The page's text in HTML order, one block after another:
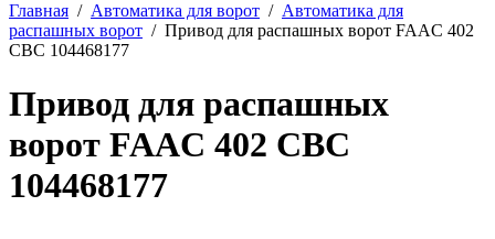
Главная / Автоматика для ворот / Автоматика для
распашных ворот / Привод для распашных ворот FAAC 402
CBC 104468177
Привод для распашных
ворот FAAC 402 CBC
104468177